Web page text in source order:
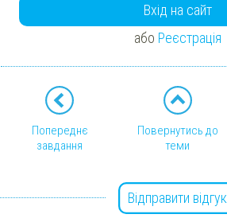
Вхід на сайт
або Реєстрація
Попереднє
завдання
Повернутись до
теми
Відправити відгук